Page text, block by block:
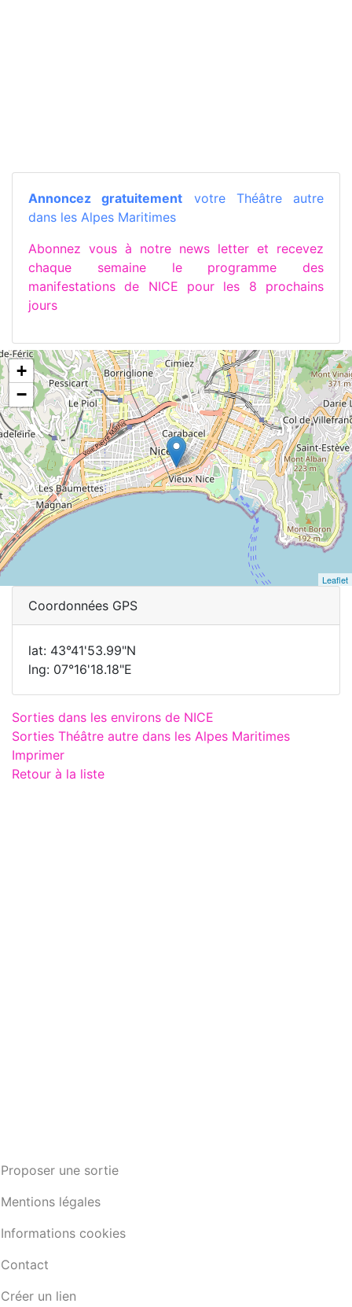
Annoncez gratuitement votre Théâtre autre
dans les Alpes Maritimes
Abonnez vous à notre news letter et recevez
chaque semaine le programme des
manifestations de NICE pour les 8 prochains
jours
+
−
Leaflet
Coordonnées GPS
lat: 43°41'53.99"N
lng: 07°16'18.18"E
Sorties dans les environs de NICE
Sorties Théâtre autre dans les Alpes Maritimes
Imprimer
Retour à la liste
Proposer une sortie
Mentions légales
Informations cookies
Contact
Créer un lien